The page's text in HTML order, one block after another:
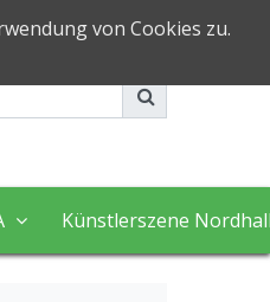
von Cookies zu.
Kontakt
Künstlerszene